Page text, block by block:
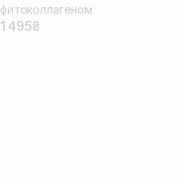
фитоколлагеном
1 495₴